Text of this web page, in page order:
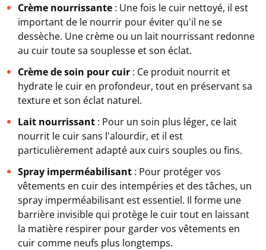
Crème nourrissante : Une fois le cuir nettoyé, il est
important de le nourrir pour éviter qu'il ne se
dessèche. Une crème ou un lait nourrissant redonne
au cuir toute sa souplesse et son éclat.
Crème de soin pour cuir : Ce produit nourrit et
hydrate le cuir en profondeur, tout en préservant sa
texture et son éclat naturel.
Lait nourrissant : Pour un soin plus léger, ce lait
nourrit le cuir sans l'alourdir, et il est
particulièrement adapté aux cuirs souples ou fins.
Spray imperméabilisant : Pour protéger vos
vêtements en cuir des intempéries et des tâches, un
spray imperméabilisant est essentiel. Il forme une
barrière invisible qui protège le cuir tout en laissant
la matière respirer pour garder vos vêtements en
cuir comme neufs plus longtemps.